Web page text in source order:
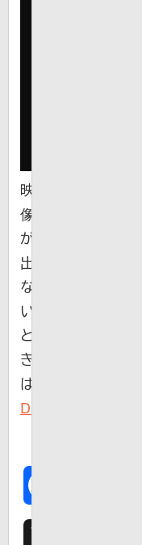
映
像
が
出
な
い
と
き
は
Dailymotion